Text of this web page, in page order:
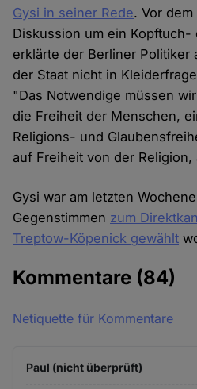
Gysi in seiner Rede. Vor
Diskussion um ein Kopftuch-
erklärte der Berliner Politiker
der Staat nicht in
"Das Notwendige müssen
die Freiheit der Menschen,
Religions- und
auf Freiheit von der Religion,
Gysi war am letzten
Gegenstimmen zum
Treptow-Köpenick gewählt
Kommentare (84)
Netiquette für Kommentare
Paul (nicht überprüft)